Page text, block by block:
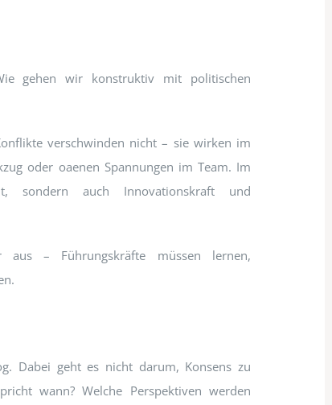
gehen wir konstruktiv mit politischen
verschwinden nicht – sie wirken im
oder oaenen Spannungen im Team. Im
sondern auch Innovationskraft und
– Führungskräfte müssen lernen,
Dabei geht es nicht darum, Konsens zu
wann? Welche Perspektiven werden